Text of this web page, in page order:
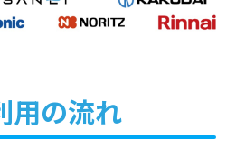
用の流れ